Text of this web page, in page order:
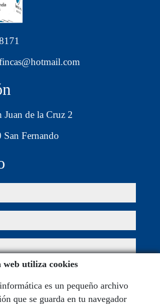
Juan de la Cruz 2
San Fernando
las condiciones de uso y
web utiliza cookies
es un pequeño archivo
que se guarda en tu navegador